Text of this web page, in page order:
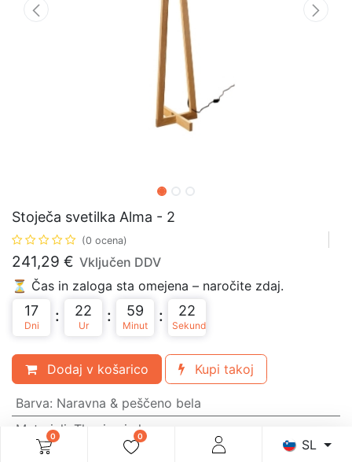
0 0
SL
Stoječa svetilka Alma - 2
(0 ocena)
241,29 € Vključen DDV
⏳ Čas in zaloga sta omejena – naročite zdaj.
17
Dni
: 22
Ur
: 59
Minut
: 22
Sekund
Dodaj v košarico Kupi takoj
Barva: Naravna & peščeno bela
Materiali Tkanina in les
Grlo:E27